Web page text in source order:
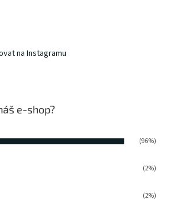
na Instagramu
e-shop?
(96%)
(2%)
(2%)